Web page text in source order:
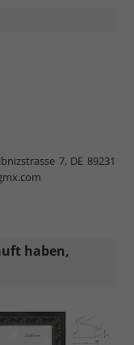
7, DE 89231
haben,